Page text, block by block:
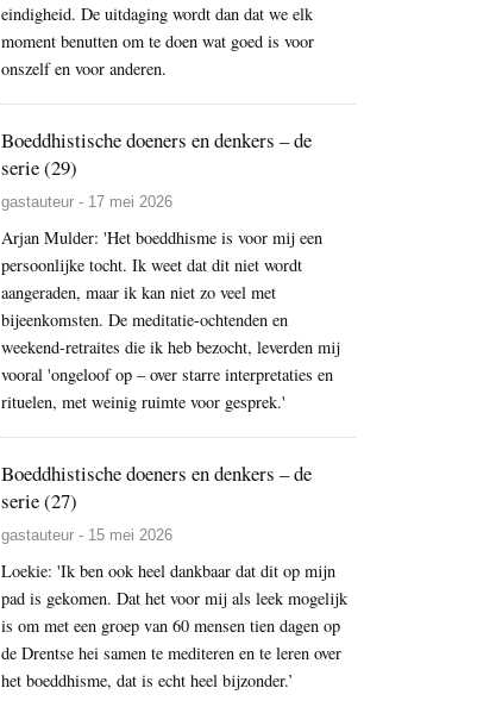
eindigheid. De uitdaging wordt dan dat we elk
moment benutten om te doen wat goed is voor
onszelf en voor anderen.
Boeddhistische doeners en denkers – de
serie (29)
gastauteur - 17 mei 2026
Arjan Mulder: 'Het boeddhisme is voor mij een
persoonlijke tocht. Ik weet dat dit niet wordt
aangeraden, maar ik kan niet zo veel met
bijeenkomsten. De meditatie-ochtenden en
weekend-retraites die ik heb bezocht, leverden mij
vooral 'ongeloof op – over starre interpretaties en
rituelen, met weinig ruimte voor gesprek.'
Boeddhistische doeners en denkers – de
serie (27)
gastauteur - 15 mei 2026
Loekie: 'Ik ben ook heel dankbaar dat dit op mijn
pad is gekomen. Dat het voor mij als leek mogelijk
is om met een groep van 60 mensen tien dagen op
de Drentse hei samen te mediteren en te leren over
het boeddhisme, dat is echt heel bijzonder.’